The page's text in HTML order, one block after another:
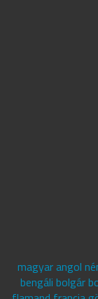
magyar angol
bengáli bolgár